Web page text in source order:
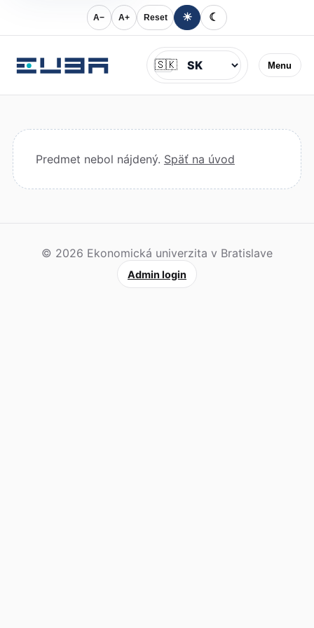
A− A+ Reset ☀ ☾
Menu
Jazyk
🇸🇰
Predmet nebol nájdený. Späť na úvod
© 2026 Ekonomická univerzita v Bratislave
Admin login